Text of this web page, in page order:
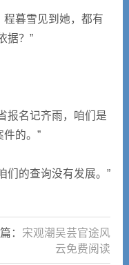
暮雪见到她，都有
据？”
报名记齐雨，咱们是
的。”
们的查询没有发展。”
： 宋观潮吴芸官途风
云免费阅读